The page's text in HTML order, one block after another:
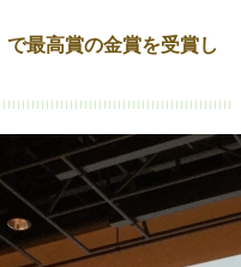
で最高賞の金賞を受賞し